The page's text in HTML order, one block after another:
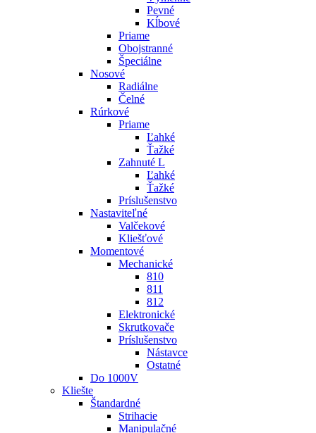
Pevné
Kĺbové
Priame
Obojstranné
Špeciálne
Nosové
Radiálne
Čelné
Rúrkové
Priame
Ľahké
Ťažké
Zahnuté L
Ľahké
Ťažké
Príslušenstvo
Nastaviteľné
Valčekové
Kliešťové
Momentové
Mechanické
810
811
812
Elektronické
Skrutkovače
Príslušenstvo
Nástavce
Ostatné
Do 1000V
Kliešte
Štandardné
Strihacie
Manipulačné